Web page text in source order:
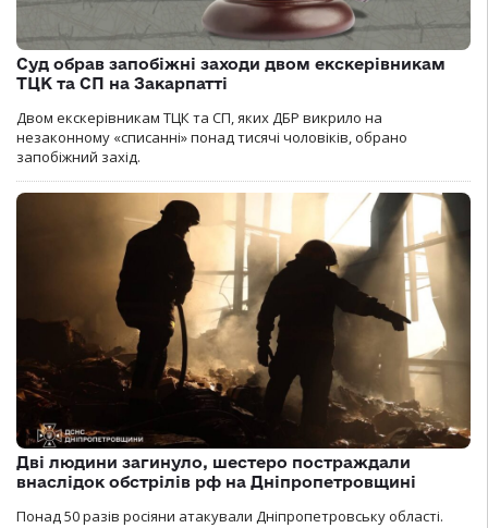
Суд обрав запобіжні заходи двом екскерівникам
ТЦК та СП на Закарпатті
Двом екскерівникам ТЦК та СП, яких ДБР викрило на
незаконному «списанні» понад тисячі чоловіків, обрано
запобіжний захід.
Дві людини загинуло, шестеро постраждали
внаслідок обстрілів рф на Дніпропетровщині
Понад 50 разів росіяни атакували Дніпропетровську області.